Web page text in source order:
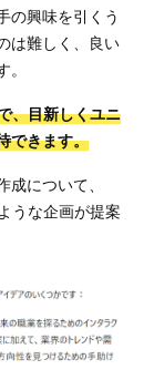
の興味を引くう
は難しく、良い
、目新しくユニ
できます。
について、
うな企画が提案